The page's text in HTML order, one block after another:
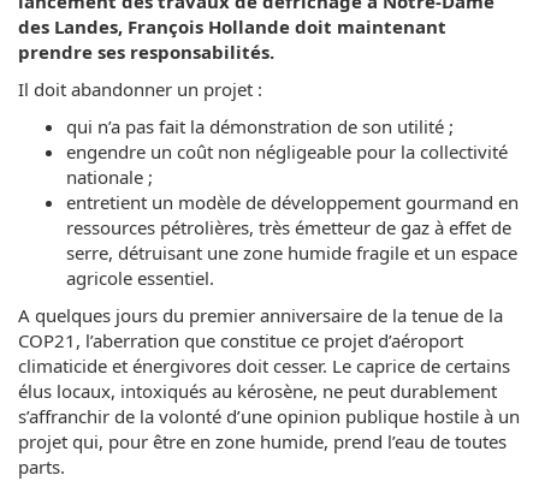
des Landes, François Hollande doit maintenant
prendre ses responsabilités.
Il doit abandonner un projet :
qui n’a pas fait la démonstration de son utilité ;
engendre un coût non négligeable pour la collectivité
nationale ;
entretient un modèle de développement gourmand en
ressources pétrolières, très émetteur de gaz à effet de
serre, détruisant une zone humide fragile et un espace
agricole essentiel.
A quelques jours du premier anniversaire de la tenue de la
COP21, l’aberration que constitue ce projet d’aéroport
climaticide et énergivores doit cesser. Le caprice de certains
élus locaux, intoxiqués au kérosène, ne peut durablement
s’affranchir de la volonté d’une opinion publique hostile à un
projet qui, pour être en zone humide, prend l’eau de toutes
parts.